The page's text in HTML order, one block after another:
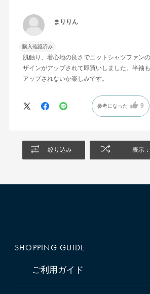
まりりん
購入確認済み
肌触り、着心地の良さでニットシャツファン
ザインがアップされて即買いしました。半袖
アップされないか楽しみです。
参考になった 9
絞り込み 表示
SHOPPING GUIDE
ご利用ガイド